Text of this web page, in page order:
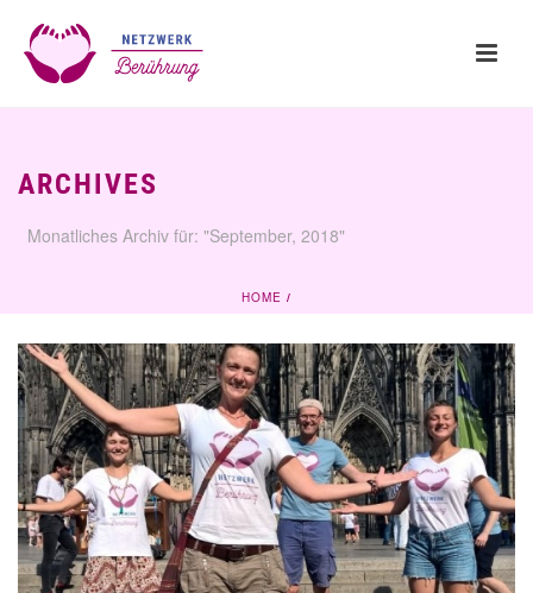
ARCHIVES
Monatliches Archiv für: "September, 2018"
HOME /